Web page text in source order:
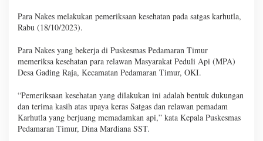
Para Nakes melakukan pemeriksaan kesehatan pada satgas karhutla,
Rabu (18/10/2023).
Para Nakes yang bekerja di Puskesmas Pedamaran Timur
memeriksa kesehatan para relawan Masyarakat Peduli Api (MPA)
Desa Gading Raja, Kecamatan Pedamaran Timur, OKI.
“Pemeriksaan kesehatan yang dilakukan ini adalah bentuk dukungan
dan terima kasih atas upaya keras Satgas dan relawan pemadam
Karhutla yang berjuang memadamkan api,” kata Kepala Puskesmas
Pedamaran Timur, Dina Mardiana SST.